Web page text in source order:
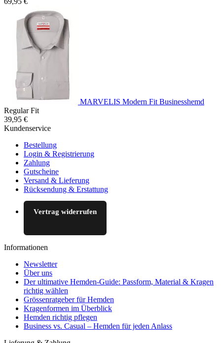
MARVELIS Modern Fit Businesshemd
Regular Fit
39,95 €
Kundenservice
Bestellung
Login & Registrierung
Zahlung
Gutscheine
Versand & Lieferung
Rücksendung & Erstattung
Vertrag widerrufen
Informationen
Newsletter
Über uns
Der ultimative Hemden-Guide: Passform, Material & Kragen
richtig wählen
Grössenratgeber für Hemden
Kragenformen im Überblick
Hemden richtig pflegen
Business vs. Casual – Hemden für jeden Anlass